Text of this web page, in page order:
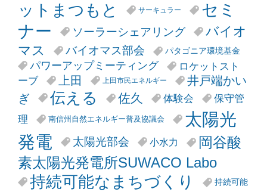
ットまつもと
サーキュラー
セミ
ナー
ソーラーシェアリング
バイオ
マス
バイオマス部会 パタゴニア環境基金
パワーアップミーティング
ロケットスト
ーブ
上田 上田市民エネルギー
井戸端かい
ぎ
伝える 佐久 体験会
保守管
理
南信州自然エネルギー普及協議会
太陽光
発電
太陽光部会 小水力
岡谷酸
素太陽光発電所SUWACO Labo
持続可能なまちづくり 持続可能